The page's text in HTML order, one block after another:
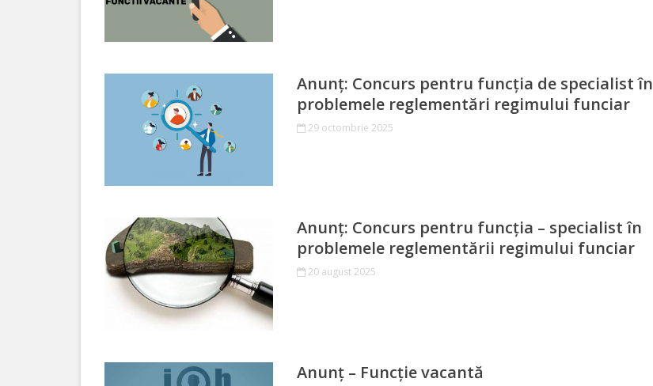
consiliului
Componența
consiliului
consiliului
Anunț: Concurs pentru funcția de specialist în
problemele reglementări regimului funciar
29 octombrie 2025
Anunț: Concurs pentru funcția – specialist în
problemele reglementării regimului funciar
20 august 2025
Anunț – Funcție vacantă